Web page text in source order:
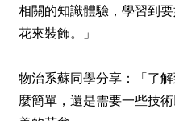
相關的知識體驗，學習到
花來裝飾。」
物治系蘇同學分享：「了
麼簡單，還是需要一些技